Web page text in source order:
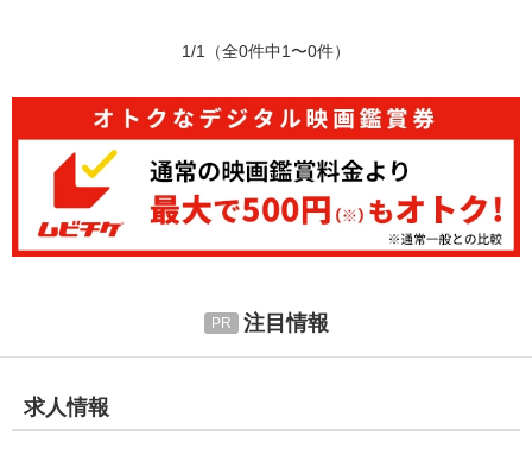
1/1 （全0件中1〜0件）
注目情報
求人情報